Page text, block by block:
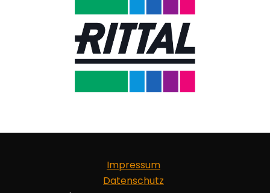
Impressum
Datenschutz